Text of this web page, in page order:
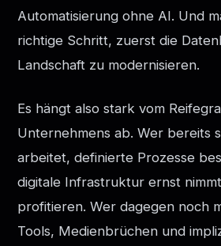
Automatisierung ohne AI. Und
richtige Schritt, zuerst die
Landschaft zu modernisieren.
Es hängt also stark vom
Unternehmens ab. Wer bereits
arbeitet, definierte Prozesse
digitale Infrastruktur ernst
profitieren. Wer dagegen noch
Tools, Medienbrüchen und